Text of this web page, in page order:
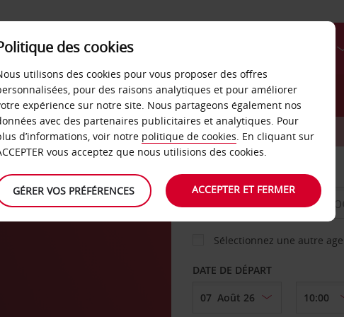
LIBRE-SERVICE
VOITURE
AGENCE DE DÉPART
Sélectionnez une autre
DATE DE DÉPART
des cookies
utilisons des cookies pour vous proposer des offres
pour des raisons analytiques et pour améliorer
expérience sur notre site. Nous partageons également nos
avec des partenaires publicitaires et analytiques. Pour
d’informations, voir notre politique de cookies. En cliquant sur
vous acceptez que nous utilisions des cookies.
GÉRER VOS PRÉFÉRENCES ACCEPTER ET FERMER